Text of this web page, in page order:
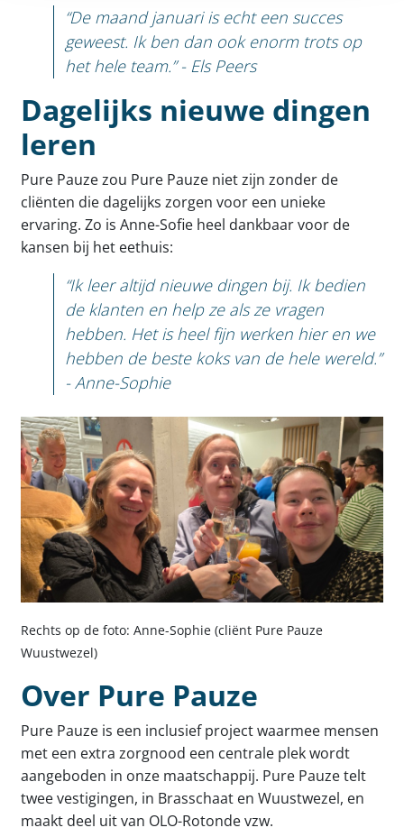
“De maand januari is echt een succes
geweest. Ik ben dan ook enorm trots op
het hele team.” - Els Peers
Dagelijks nieuwe dingen
leren
Pure Pauze zou Pure Pauze niet zijn zonder de
cliënten die dagelijks zorgen voor een unieke
ervaring. Zo is Anne-Sofie heel dankbaar voor de
kansen bij het eethuis:
“Ik leer altijd nieuwe dingen bij. Ik bedien
de klanten en help ze als ze vragen
hebben. Het is heel fijn werken hier en we
hebben de beste koks van de hele wereld.”
- Anne-Sophie
Rechts op de foto: Anne-Sophie (cliënt Pure Pauze
Wuustwezel)
Over Pure Pauze
Pure Pauze is een inclusief project waarmee mensen
met een extra zorgnood een centrale plek wordt
aangeboden in onze maatschappij. Pure Pauze telt
twee vestigingen, in Brasschaat en Wuustwezel, en
maakt deel uit van OLO-Rotonde vzw.